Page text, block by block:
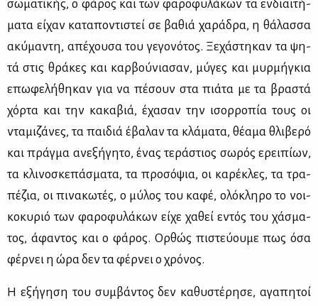
σω­μα­τι­κής, ο φά­ρος και των φα­ρο­φυ­λά­κων τα εν­διαι­τή­
μα­τα εί­χαν κα­τα­πο­ντι­στεί σε βα­θιά χα­ρά­δρα, η θά­λασ­σα
ακύ­μα­ντη, απέ­χου­σα του γε­γο­νό­τος. Ξε­χά­στη­καν τα ψη­
τά στις θρά­κες και καρ­βού­νια­σαν, μύ­γες και μυρ­μή­γκια
επω­φε­λή­θη­καν για να πέ­σουν στα πιά­τα με τα βρα­στά
χόρ­τα και την κα­κα­βιά, έχα­σαν την ισορ­ρο­πία τους οι
ντα­μι­ζά­νες, τα παι­διά έβα­λαν τα κλά­μα­τα, θέ­α­μα θλι­βε­ρό
και πράγ­μα ανε­ξή­γη­το, ένας τε­ρά­στιος σω­ρός ερει­πί­ων,
τα κλι­νο­σκε­πά­σμα­τα, τα προ­σό­ψια, οι κα­ρέ­κλες, τα τρα­
πέ­ζια, οι πι­να­κω­τές, ο μύ­λος του κα­φέ, ολό­κλη­ρο το νοι­
κο­κυ­ριό των φα­ρο­φυ­λά­κων εί­χε χα­θεί εντός του χά­σμα­
τος, άφα­ντος και ο φά­ρος. Ορ­θώς πι­στεύ­ου­με πως όσα
φέρ­νει η ώρα δεν τα φέρ­νει ο χρό­νος.
Η εξή­γη­ση του συμ­βά­ντος δεν κα­θυ­στέ­ρη­σε, αγα­πη­τοί